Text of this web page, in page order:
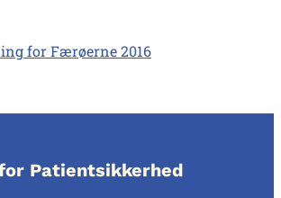
for Færøerne 2016
Patientsikkerhed